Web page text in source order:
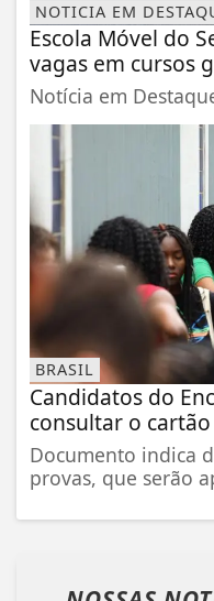
NOTICIA EM
Escola Móvel do
vagas em cursos
Notícia em
BRASIL
Candidatos do
consultar o
Documento indica
provas, que serão